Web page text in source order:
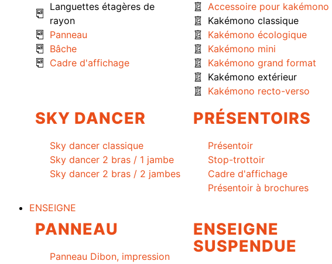
Languettes étagères de
rayon
Panneau
Bâche
Cadre d'affichage
Accessoire pour kakémono
Kakémono classique
Kakémono écologique
Kakémono mini
Kakémono grand format
Kakémono extérieur
Kakémono recto-verso
SKY DANCER
Sky dancer classique
Sky dancer 2 bras / 1 jambe
Sky dancer 2 bras / 2 jambes
PRÉSENTOIRS
Présentoir
Stop-trottoir
Cadre d'affichage
Présentoir à brochures
ENSEIGNE
PANNEAU
Panneau Dibon, impression
ENSEIGNE
SUSPENDUE